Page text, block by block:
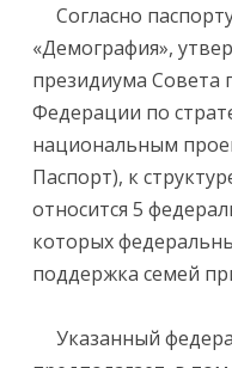
Согласно
«Демография»,
президиума Совета
Федерации по
национальным
Паспорт), к
относится 5
которых
поддержка семей
Указанный